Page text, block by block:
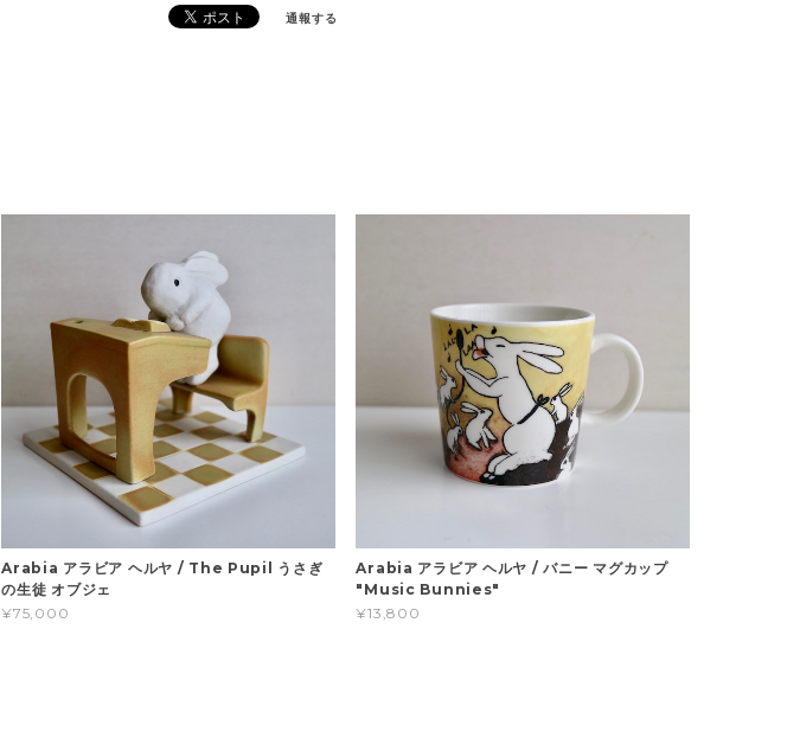
通報する
Arabia アラビア ヘルヤ / The Pupil うさぎ
の生徒 オブジェ
¥75,000
Arabia アラビア ヘルヤ / バニー マグカップ
"Music Bunnies"
¥13,800